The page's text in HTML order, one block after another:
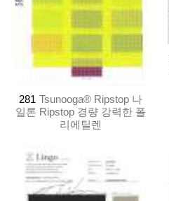
281 Tsunooga® Ripstop 나
일론 Ripstop 경량 강력한 폴
리에틸렌